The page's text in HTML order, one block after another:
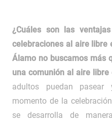
¿Cuáles son las
celebraciones al aire libre
Álamo no buscamos más
una comunión al aire libre
adultos puedan
momento de la
se desarrolla de